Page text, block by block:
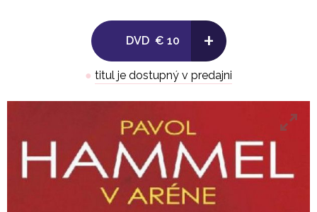
12 Prečo Nie Som Väčší Pes
13 Popálení Od Hviezd
14 Dnes Už Viem
15 Keď Pavúk Svoje Siete Dotká
18 Každá Minca Tri Strany Má
19 V Zapadnutom Holičstve
20 Milá Krásna Pripitá
DVD € 10 +
● titul je dostupný v predajni